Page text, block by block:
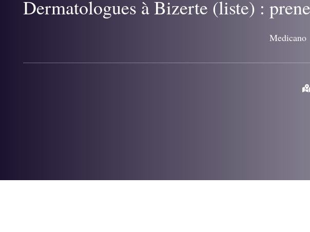
Dermatologues à Bizerte (liste) :
Medicano